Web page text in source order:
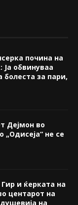
почина на
Ја обвинуваа
болеста за пари,
Дејмон во
„Одисеја“ не се
и ќерката на
центарот на
на